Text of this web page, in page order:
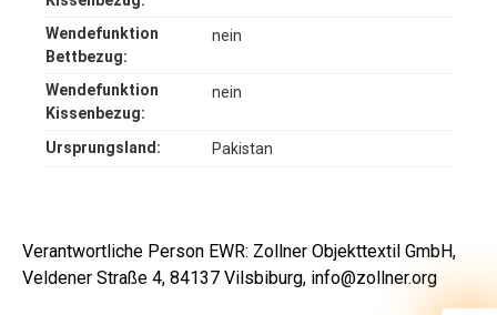
Wendefunktion
Bettbezug:
nein
Wendefunktion
Kissenbezug:
nein
Ursprungsland: Pakistan
Verantwortliche Person EWR: Zollner Objekttextil GmbH,
Veldener Straße 4, 84137 Vilsbiburg, info@zollner.org